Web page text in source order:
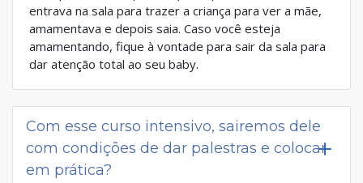
entrava na sala para trazer a criança para ver a mãe,
amamentava e depois saia. Caso você esteja
amamentando, fique à vontade para sair da sala para
dar atenção total ao seu baby.
Com esse curso intensivo, sairemos dele
com condições de dar palestras e colocar
em prática?